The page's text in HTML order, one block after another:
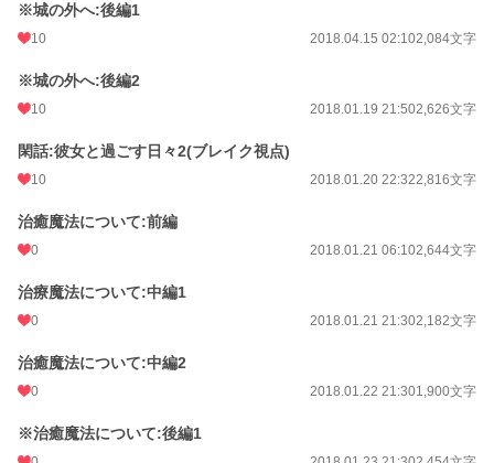
※城の外へ:後編1
10 2018.04.15 02:102,084文字
※城の外へ:後編2
10 2018.01.19 21:502,626文字
閑話:彼女と過ごす日々2(ブレイク視点)
10 2018.01.20 22:322,816文字
治癒魔法について:前編
0 2018.01.21 06:102,644文字
治療魔法について:中編1
0 2018.01.21 21:302,182文字
治癒魔法について:中編2
0 2018.01.22 21:301,900文字
※治癒魔法について:後編1